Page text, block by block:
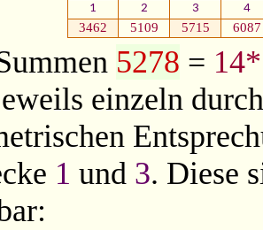
1 2 3 4
3462 5109 5715 6087
5278 =
einzeln
1 und 3. Diese